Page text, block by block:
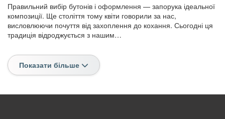
Правильний вибір бутонів і оформлення — запорука ідеальної
композиції. Ще століття тому квіти говорили за нас,
висловлюючи почуття від захоплення до кохання. Сьогодні ця
традиція відроджується з нашим…
Показати більше